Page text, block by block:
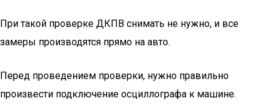
При такой проверке ДКПВ снимать не нужно, и все
замеры производятся прямо на авто.
Перед проведением проверки, нужно правильно
произвести подключение осциллографа к машине.